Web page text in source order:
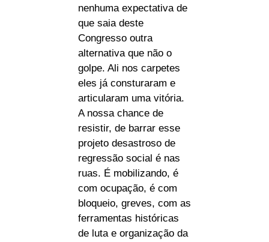
nenhuma expectativa de
que saia deste
Congresso outra
alternativa que não o
golpe. Ali nos carpetes
eles já consturaram e
articularam uma vitória.
A nossa chance de
resistir, de barrar esse
projeto desastroso de
regressão social é nas
ruas. É mobilizando, é
com ocupação, é com
bloqueio, greves, com as
ferramentas históricas
de luta e organização da